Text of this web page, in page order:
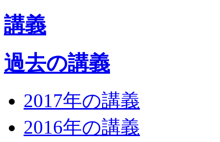
講義
過去の講義
2017年の講義
2016年の講義